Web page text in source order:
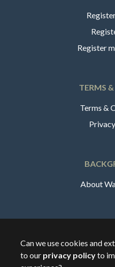
Register
TERMS
Terms &
About
🇩🇰
Can we use cookies and
to our privacy policyto